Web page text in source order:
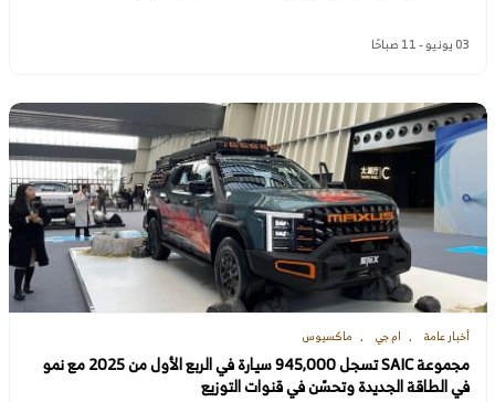
03 يونيو - 11 صباحًا
أخبار عامة ام جي ماكسيوس
مجموعة SAIC تسجل 945,000 سيارة في الربع الأول من 2025 مع نمو
في الطاقة الجديدة وتحسّن في قنوات التوزيع